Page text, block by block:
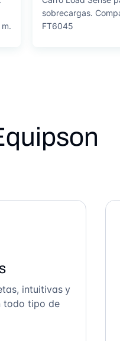
sobrecargas.
FT6045
intuitivas y
todo tipo de